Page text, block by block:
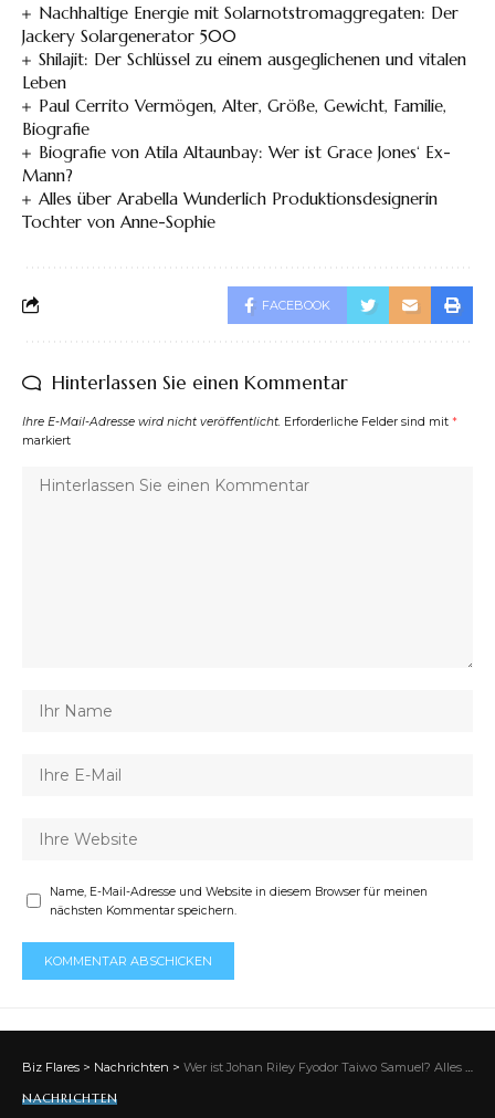
Nachhaltige Energie mit Solarnotstromaggregaten: Der
Jackery Solargenerator 500
Shilajit: Der Schlüssel zu einem ausgeglichenen und vitalen
Leben
Paul Cerrito Vermögen, Alter, Größe, Gewicht, Familie,
Biografie
Biografie von Atila Altaunbay: Wer ist Grace Jones‘ Ex-
Mann?
Alles über Arabella Wunderlich Produktionsdesignerin
Tochter von Anne-Sophie
FACEBOOK
Hinterlassen Sie einen Kommentar
Ihre E-Mail-Adresse wird nicht veröffentlicht. Erforderliche Felder sind mit *
markiert
Name, E-Mail-Adresse und Website in diesem Browser für meinen
nächsten Kommentar speichern.
Biz Flares > Nachrichten > Wer ist Johan Riley Fyodor Taiwo Samuel? Alles über Heidi Klums Sohn
NACHRICHTEN